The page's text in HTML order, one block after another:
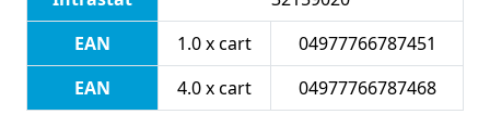
EAN
1.0 x cart
04977766787451
EAN
4.0 x cart 04977766787468